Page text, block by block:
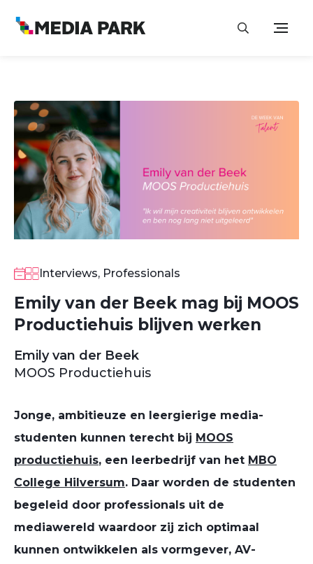
Interviews, Professionals
Emily van der Beek mag bij MOOS
Productiehuis blijven werken
Emily van der Beek
MOOS Productiehuis
Jonge, ambitieuze en leergierige media-
studenten kunnen terecht bij MOOS
productiehuis, een leerbedrijf van het MBO
College Hilversum. Daar worden de studenten
begeleid door professionals uit de
mediawereld waardoor zij zich optimaal
kunnen ontwikkelen als vormgever, AV-